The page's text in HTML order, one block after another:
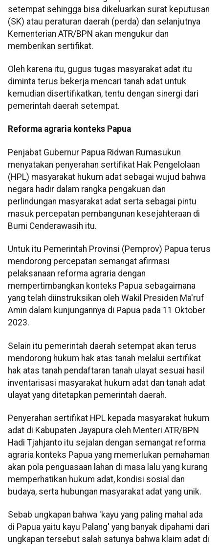
setempat sehingga bisa dikeluarkan surat keputusan
(SK) atau peraturan daerah (perda) dan selanjutnya
Kementerian ATR/BPN akan mengukur dan
memberikan sertifikat.
Oleh karena itu, gugus tugas masyarakat adat itu
diminta terus bekerja mencari tanah adat untuk
kemudian disertifikatkan, tentu dengan sinergi dari
pemerintah daerah setempat.
Reforma agraria konteks Papua
Penjabat Gubernur Papua Ridwan Rumasukun
menyatakan penyerahan sertifikat Hak Pengelolaan
(HPL) masyarakat hukum adat sebagai wujud bahwa
negara hadir dalam rangka pengakuan dan
perlindungan masyarakat adat serta sebagai pintu
masuk percepatan pembangunan kesejahteraan di
Bumi Cenderawasih itu.
Untuk itu Pemerintah Provinsi (Pemprov) Papua terus
mendorong percepatan semangat afirmasi
pelaksanaan reforma agraria dengan
mempertimbangkan konteks Papua sebagaimana
yang telah diinstruksikan oleh Wakil Presiden Ma'ruf
Amin dalam kunjungannya di Papua pada 11 Oktober
2023.
Selain itu pemerintah daerah setempat akan terus
mendorong hukum hak atas tanah melalui sertifikat
hak atas tanah pendaftaran tanah ulayat sesuai hasil
inventarisasi masyarakat hukum adat dan tanah adat
ulayat yang ditetapkan pemerintah daerah.
Penyerahan sertifikat HPL kepada masyarakat hukum
adat di Kabupaten Jayapura oleh Menteri ATR/BPN
Hadi Tjahjanto itu sejalan dengan semangat reforma
agraria konteks Papua yang memerlukan pemahaman
akan pola penguasaan lahan di masa lalu yang kurang
memperhatikan hukum adat, kondisi sosial dan
budaya, serta hubungan masyarakat adat yang unik.
Sebab ungkapan bahwa 'kayu yang paling mahal ada
di Papua yaitu kayu Palang' yang banyak dipahami dari
ungkapan tersebut salah satunya bahwa klaim adat di